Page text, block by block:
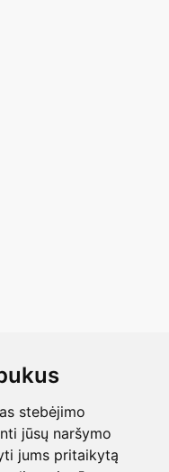
stebėjimo
jūsų naršymo
jums pritaikytą